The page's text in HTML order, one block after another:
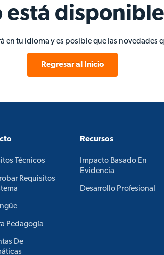
está
en tu idioma y es posible que las novedades
Regresar al Inicio
Técnicos
Requisitos
Pedagogía
De
Recursos
Impacto Basado En
Evidencia
Desarrollo Profesional